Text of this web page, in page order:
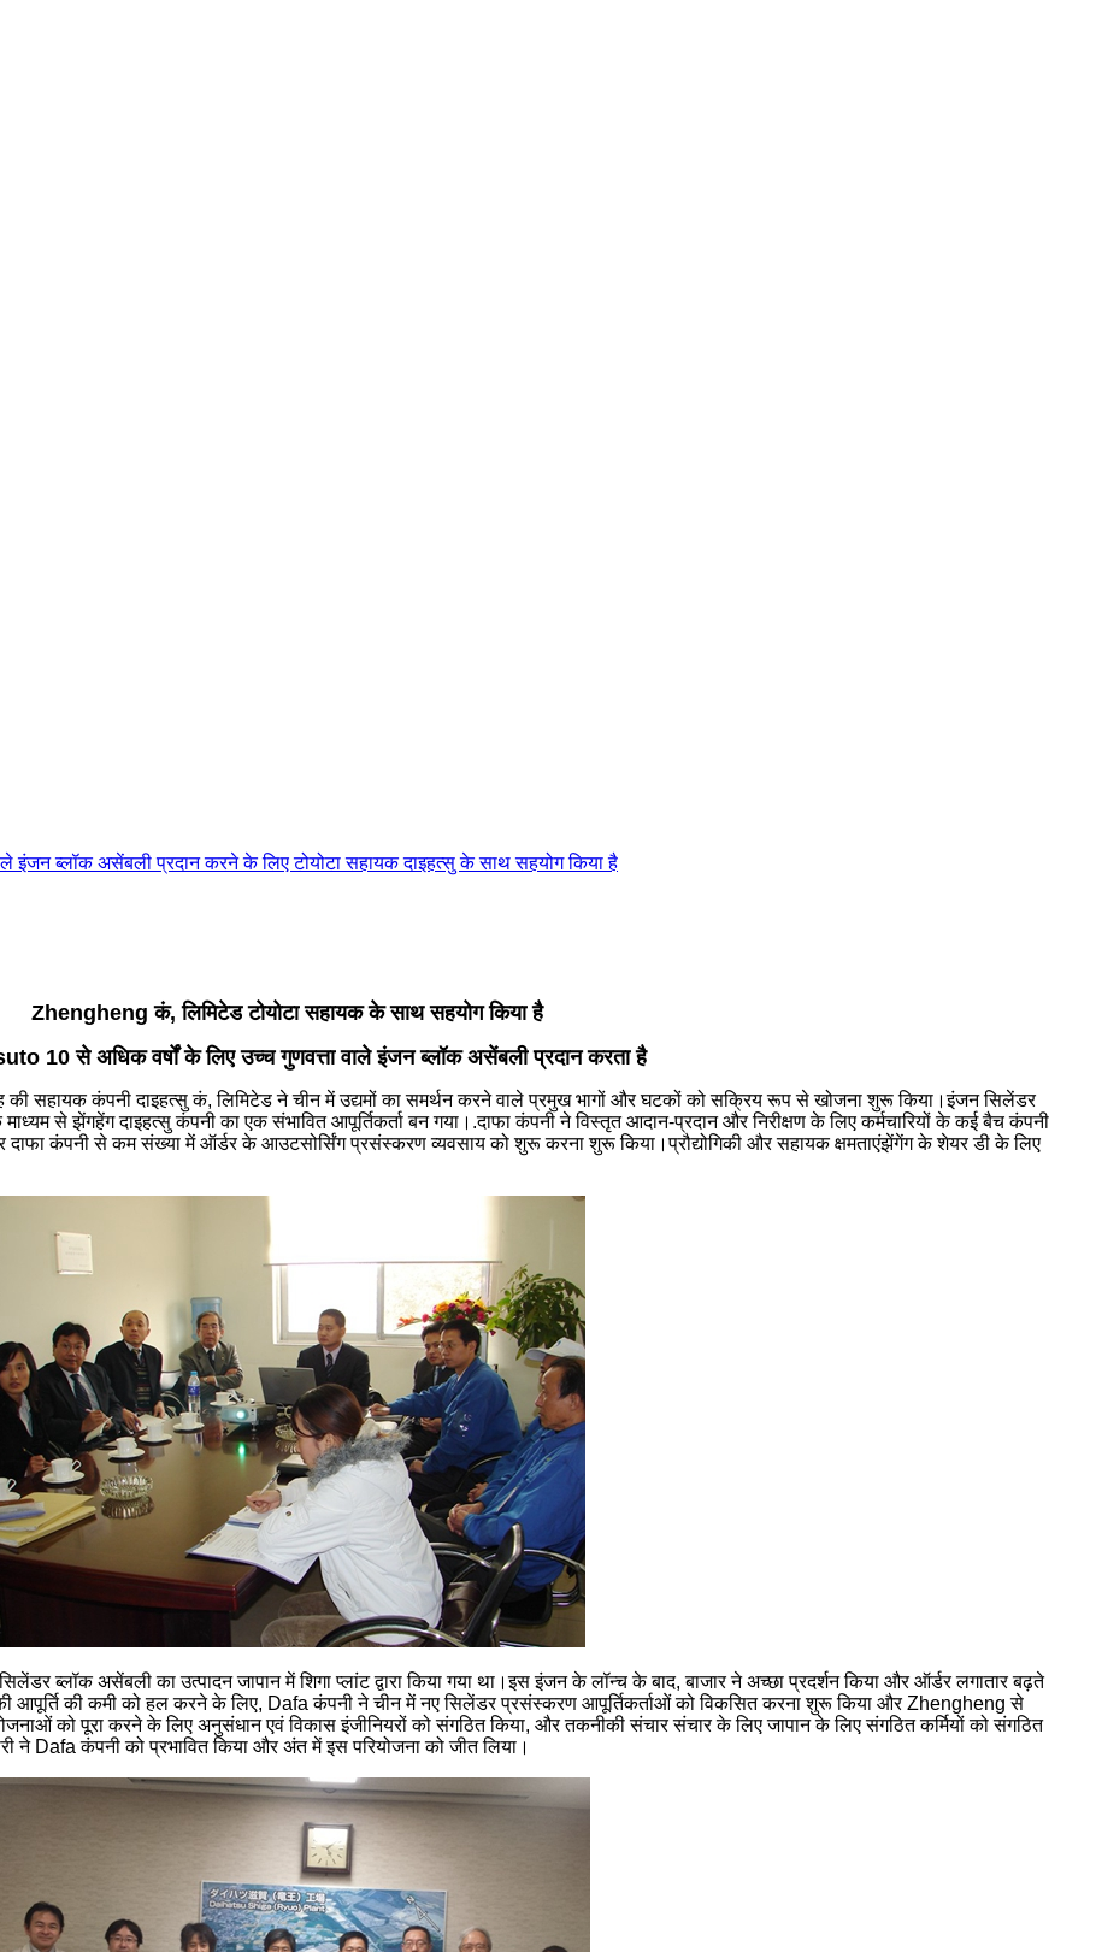
इंजन ब्लॉक असेंबली प्रदान करने के लिए टोयोटा सहायक दाइहत्सु के साथ सहयोग किया है
Zhengheng कं, लिमिटेड टोयोटा सहायक के साथ सहयोग किया है
10 से अधिक वर्षों के लिए उच्च गुणवत्ता वाले इंजन ब्लॉक असेंबली प्रदान करता है
की सहायक कंपनी दाइहत्सु कं, लिमिटेड ने चीन में उद्यमों का समर्थन करने वाले प्रमुख भागों और घटकों को सक्रिय रूप से खोजना शुरू किया।इंजन सिलेंडर
से झेंगहेंग दाइहत्सु कंपनी का एक संभावित आपूर्तिकर्ता बन गया।.दाफा कंपनी ने विस्तृत आदान-प्रदान और निरीक्षण के लिए कर्मचारियों के कई बैच कंपनी
कंपनी से कम संख्या में ऑर्डर के आउटसोर्सिंग प्रसंस्करण व्यवसाय को शुरू करना शुरू किया।प्रौद्योगिकी और सहायक क्षमताएंझेंगेंग के शेयर डी के लिए
ब्लॉक असेंबली का उत्पादन जापान में शिगा प्लांट द्वारा किया गया था।इस इंजन के लॉन्च के बाद, बाजार ने अच्छा प्रदर्शन किया और ऑर्डर लगातार बढ़ते
की आपूर्ति की कमी को हल करने के लिए, Dafa कंपनी ने चीन में नए सिलेंडर प्रसंस्करण आपूर्तिकर्ताओं को विकसित करना शुरू किया और Zhengheng से
को पूरा करने के लिए अनुसंधान एवं विकास इंजीनियरों को संगठित किया, और तकनीकी संचार संचार के लिए जापान के लिए संगठित कर्मियों को संगठित
Dafa कंपनी को प्रभावित किया और अंत में इस परियोजना को जीत लिया।